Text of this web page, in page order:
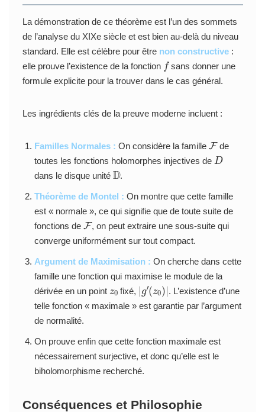
La démonstration de ce théorème est l’un des sommets
de l’analyse du XIXe siècle et est bien au-delà du niveau
standard. Elle est célèbre pour être non constructive:
elle prouve l’existence de la fonction
sans donner une
formule explicite pour la trouver dans le cas général.
Les ingrédients clés de la preuve moderne incluent :
Familles Normales : On considère la famille F de
toutes les fonctions holomorphes injectives de D
dans le disque unité D.
Théorème de Montel : On montre que cette famille
est « normale », ce qui signifie que de toute suite de
fonctions de F , on peut extraire une sous-suite qui
converge uniformément sur tout compact.
Argument de Maximisation : On cherche dans cette
famille une fonction qui maximise le module de la
dérivée en un point
z0 fixé, | g′
( z0
. L’existence d’une
telle fonction « maximale » est garantie par l’argument
de normalité.
On prouve enfin que cette fonction maximale est
nécessairement surjective, et donc qu’elle est le
biholomorphisme recherché.
Conséquences et Philosophie